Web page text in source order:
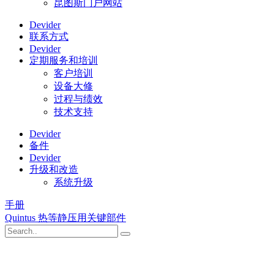
昆图斯门户网站
Devider
联系方式
Devider
定期服务和培训
客户培训
设备大修
过程与绩效
技术支持
Devider
备件
Devider
升级和改造
系统升级
手册
Quintus 热等静压用关键部件